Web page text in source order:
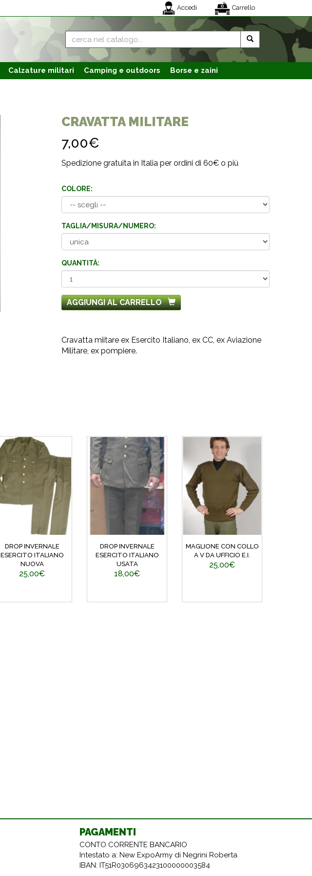
Accedi Carrello
Calzature militari Camping e outdoors Borse e zaini
CRAVATTA MILITARE
7,00€
Spedizione gratuita in Italia per ordini di 60€ o più
COLORE:
TAGLIA/MISURA/NUMERO:
QUANTITÀ:
AGGIUNGI AL CARRELLO
Cravatta miitare ex Esercito Italiano, ex CC, ex Aviazione
Militare, ex pompiere.
DROP INVERNALE
ESERCITO ITALIANO
NUOVA
25,00€
DROP INVERNALE
ESERCITO ITALIANO
USATA
18,00€
MAGLIONE CON COLLO
A V DA UFFICIO E.I.
25,00€
PAGAMENTI
CONTO CORRENTE BANCARIO
Intestato a: New ExpoArmy di Negrini Roberta
IBAN: IT51R0306963423100000003584